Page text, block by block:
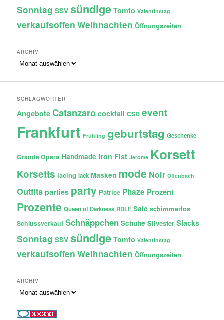
Sonntag SSV sündige Tomto Valentinstag
verkaufsoffen Weihnachten Öffnungszeiten
ARCHIV
Archiv
SCHLAGWÖRTER
Angebote Catanzaro cocktail CSD event
Frankfurt Frühling geburtstag Geschenke
Grande Opera Handmade Iron Fist Jerome Korsett
Korsetts lacing lack Masken mode Noir Offenbach
Outfits parties party Patrice Phaze Prozent
Prozente Queen of Darkness RDLF Sale schimmerlos
Schlussverkauf Schnäppchen Schuhe Silvester Slacks
Sonntag SSV sündige Tomto Valentinstag
verkaufsoffen Weihnachten Öffnungszeiten
ARCHIV
Archiv